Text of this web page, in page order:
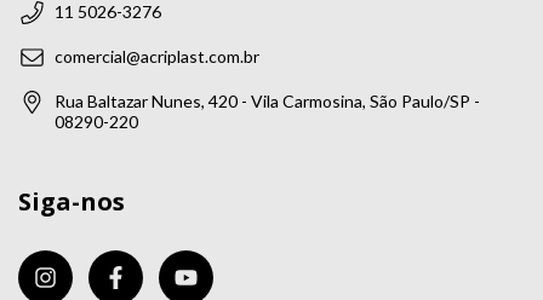
11 5026-3276
comercial@acriplast.com.br
Rua Baltazar Nunes, 420 - Vila Carmosina, São Paulo/SP -
08290-220
Siga-nos